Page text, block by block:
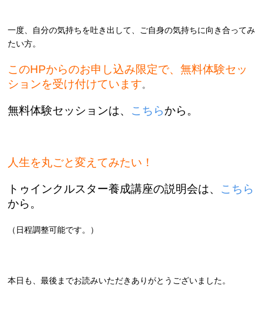
一度、自分の気持ちを吐き出して、ご自身の気持ちに向き合ってみ
たい方。
このHPからのお申し込み限定で、無料体験セッ
ションを受け付けています。
無料体験セッションは、 こちらから。
人生を丸ごと変えてみたい！
トゥインクルスター養成講座の説明会は、 こちら
から。
（日程調整可能です。）
本日も、最後までお読みいただきありがとうございました。